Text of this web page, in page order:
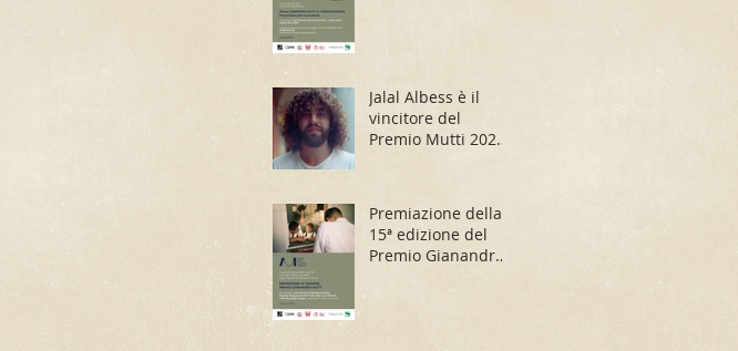
Jalal Albess è il
vincitore del
Premio Mutti 2023
Premiazione della
15ª edizione del
Premio Gianandrea